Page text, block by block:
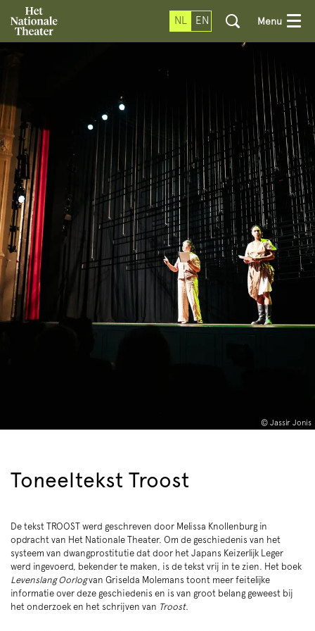
NL EN Menu
© Jassir Jonis
Toneeltekst Troost
De tekst TROOST werd geschreven door Melissa Knollenburg in
opdracht van Het Nationale Theater. Om de geschiedenis van het
systeem van dwangprostitutie dat door het Japans Keizerlijk Leger
werd ingevoerd, bekender te maken, is de tekst vrij in te zien. Het boek
Levenslang Oorlogvan Griselda Molemans toont meer feitelijke
informatie over deze geschiedenis en is van groot belang geweest bij
het onderzoek en het schrijven van Troost.
Inzoomen